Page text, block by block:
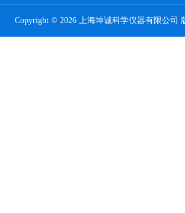
Copyright © 2026 上海坤诚科学仪器有限公司